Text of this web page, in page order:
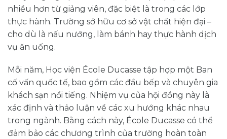
nhiều hơn từ giảng viên, đặc biệt là trong các lớp
thực hành. Trường sở hữu cơ sở vật chất hiện đại –
cho dù là nấu nướng, làm bánh hay thực hành dịch
vụ ăn uống.
Mỗi năm, Học viện École Ducasse tập hợp một Ban
cố vấn quốc tế, bao gồm các đầu bếp và chuyên gia
khách sạn nổi tiếng. Nhiệm vụ của hội đồng này là
xác định và thảo luận về các xu hướng khác nhau
trong ngành. Bằng cách này, École Ducasse có thể
đảm bảo các chương trình của trường hoàn toàn